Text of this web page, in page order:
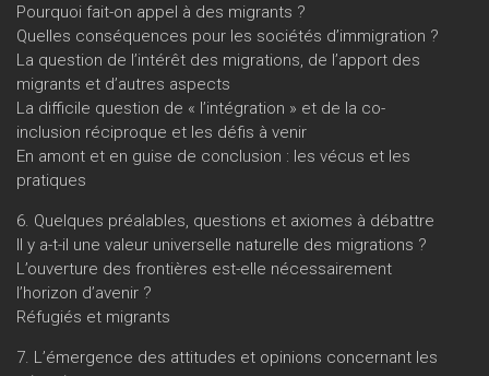
Pourquoi fait-on appel à des migrants ?
Quelles conséquences pour les sociétés d’immigration ?
La question de l’intérêt des migrations, de l’apport des
migrants et d’autres aspects
La difficile question de « l’intégration » et de la co-
inclusion réciproque et les défis à venir
En amont et en guise de conclusion : les vécus et les
pratiques
6. Quelques préalables, questions et axiomes à débattre
Il y a-t-il une valeur universelle naturelle des migrations ?
L’ouverture des frontières est-elle nécessairement
l’horizon d’avenir ?
Réfugiés et migrants
7. L’émergence des attitudes et opinions concernant les